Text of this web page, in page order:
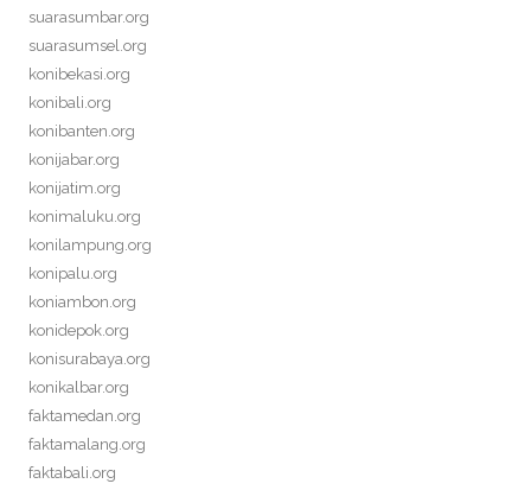
suarasumbar.org
suarasumsel.org
konibekasi.org
konibali.org
konibanten.org
konijabar.org
konijatim.org
konimaluku.org
konilampung.org
konipalu.org
koniambon.org
konidepok.org
konisurabaya.org
konikalbar.org
faktamedan.org
faktamalang.org
faktabali.org